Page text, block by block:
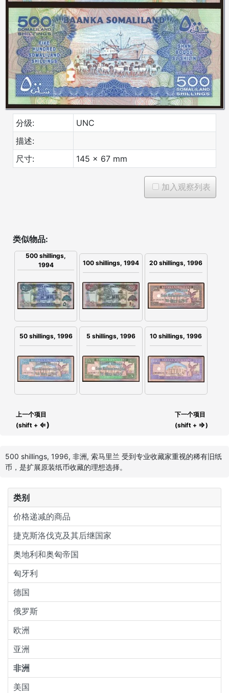
类别
价格递减的商品
捷克斯洛伐克及其后继国家
奥地利和奥匈帝国
匈牙利
德国
俄罗斯
欧洲
亚洲
非洲
美国
分级:
UNC
描述:
尺寸:
145 x 67 mm
加入观察列表
类似物品:
500 shillings,
1994
100 shillings, 1994 20 shillings, 1996
50 shillings, 1996 5 shillings, 1996 10 shillings, 1996
上一个项目
(shift + ⇐)
下一个项目
(shift + ⇒)
500 shillings, 1996, 非洲, 索马里兰 受到专业收藏家重视的稀有旧纸
币，是扩展原装纸币收藏的理想选择。